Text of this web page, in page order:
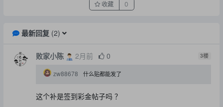
收藏 0
最新回复(2)
败家小陈 2月前 0 3楼
zw88678 什么贴都能发了
这个补是签到彩金帖子吗 ？